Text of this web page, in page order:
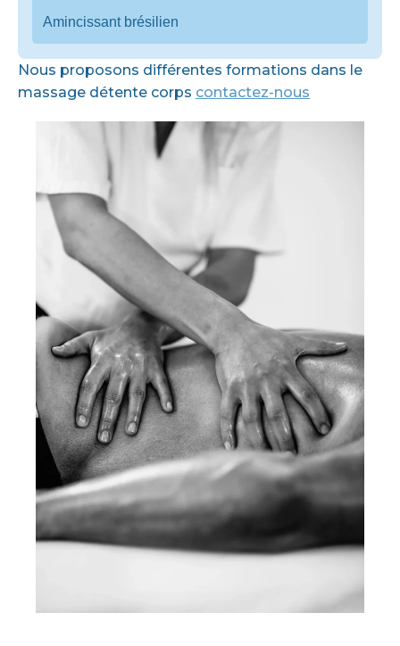
Amincissant brésilien
Nous proposons différentes formations dans le
massage détente corps contactez-nous